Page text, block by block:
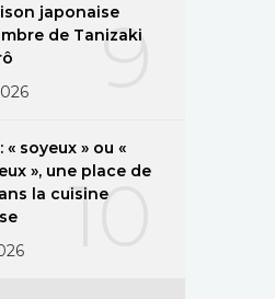
9
japonaise
de Tanizaki
10
« soyeux » ou «
», une place de
la cuisine